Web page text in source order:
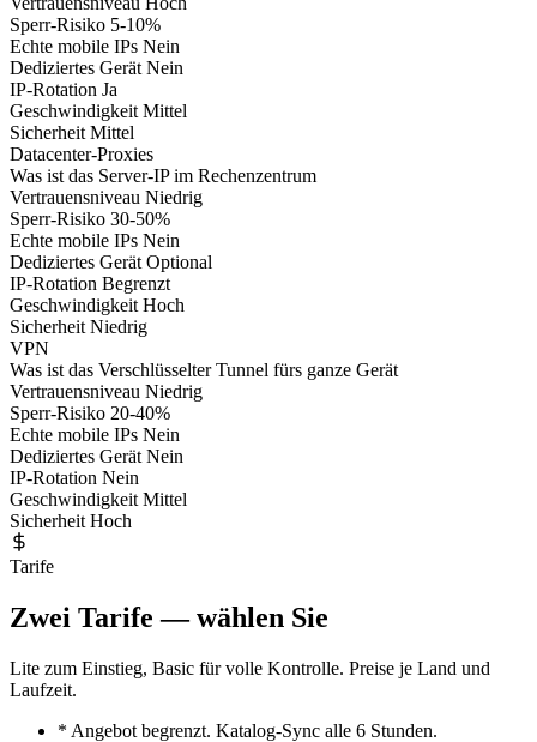
Sperr-Risiko 5-10%
Echte mobile IPs Nein
Dediziertes GerätNein
IP-Rotation Ja
GeschwindigkeitMittel
SicherheitMittel
Datacenter-Proxies
Was ist das Server-IP im Rechenzentrum
Vertrauensniveau Niedrig
Sperr-Risiko 30-50%
Echte mobile IPs Nein
Dediziertes GerätOptional
IP-Rotation Begrenzt
GeschwindigkeitHoch
SicherheitNiedrig
VPN
Was ist das Verschlüsselter Tunnel fürs ganze Gerät
Vertrauensniveau Niedrig
Sperr-Risiko 20-40%
Echte mobile IPs Nein
Dediziertes GerätNein
IP-Rotation Nein
GeschwindigkeitMittel
SicherheitHoch
Tarife
Zwei Tarife — wählen Sie
Lite zum Einstieg, Basic für volle Kontrolle. Preise je Land und
Laufzeit.
* Angebot begrenzt. Katalog-Sync alle 6 Stunden.